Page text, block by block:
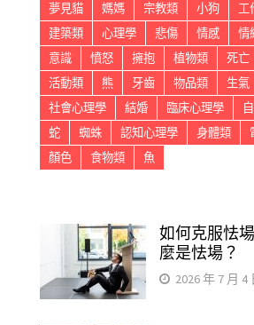
夢見貓
媽媽 宗教類 小狗
工
建築類
心理學 悲傷 情感
情
意識
憤怒 擁抱 植物類
死亡
活動類
熊 牙齒 物品類
生氣
社會心理學
結婚 臨床心理學
蛇
蜘蛛 認知心理學 身體類
顏色
食物類 魚
如何克服怯
麼是怯場？
2026 年 7 月 4